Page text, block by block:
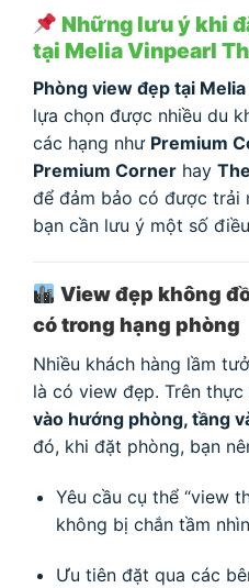
Những lưu ý khi
tại Melia Vinpearl
Phòng view đẹp tại
lựa chọn được nhiều du
các hạng như Premium
Premium Corner hay
để đảm bảo có được trải
bạn cần lưu ý một số
View đẹp không
có trong hạng phòng
Nhiều khách hàng lầm
là có view đẹp. Trên thực
vào hướng phòng, tầng
đó, khi đặt phòng, bạn
Yêu cầu cụ thể “view
không bị chắn tầm
Ưu tiên đặt qua các